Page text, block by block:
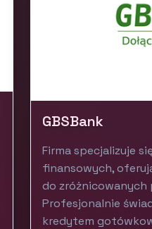
GBSBank
Firma specjalizuje
finansowych,
do
Profesjonalnie
kredytem